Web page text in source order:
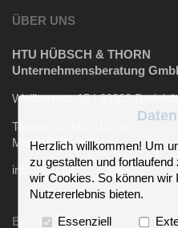
ÜBER UNS
HTU HÜBSCH & THORN
Unternehmensberatung
Weilbornstr. 15 | 63303 Dreieich
Telefon: 02443-310704
Mobil: 0177-3611194
info@htu.de
BÜROZEITEN
Herzlich willkommen! Um
zu gestalten und
wir Cookies. So können wir
Nutzererlebnis bieten.
Essenziell